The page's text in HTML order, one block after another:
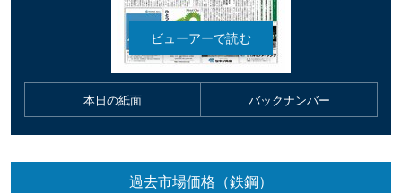
本日の紙面 バックナンバー
過去市場価格（鉄鋼）